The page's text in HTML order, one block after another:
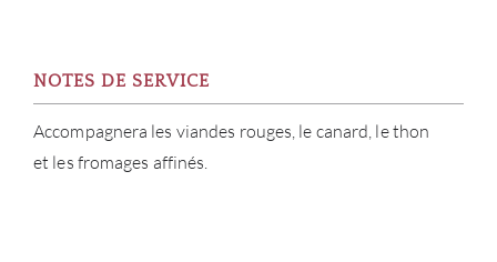
NOTES DE SERVICE
Accompagnera les viandes rouges, le canard, le thon
et les fromages affinés.